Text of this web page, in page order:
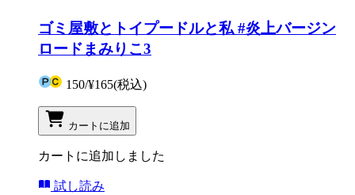
ゴミ屋敷とトイプードルと私 #炎上バージン
ロードまみりこ3
150/¥165(税込)
カートに追加
カートに追加しました
試し読み